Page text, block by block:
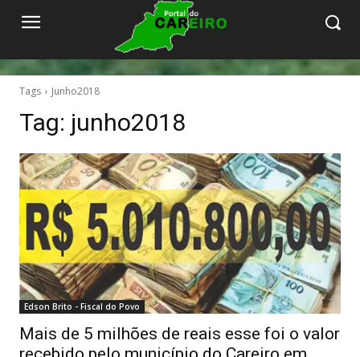
Tags Junho2018
Tag: junho2018
Edson Brito - Fiscal do Povo
Mais de 5 milhões de reais esse foi o valor